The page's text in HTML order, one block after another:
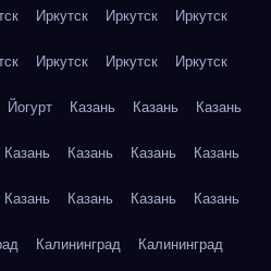
Иркутск Иркутск Иркутск
Иркутск Иркутск Иркутск
Йогурт Казань Казань Казань
Казань Казань Казань Казань
Казань Казань Казань Казань
Калининград Калининград